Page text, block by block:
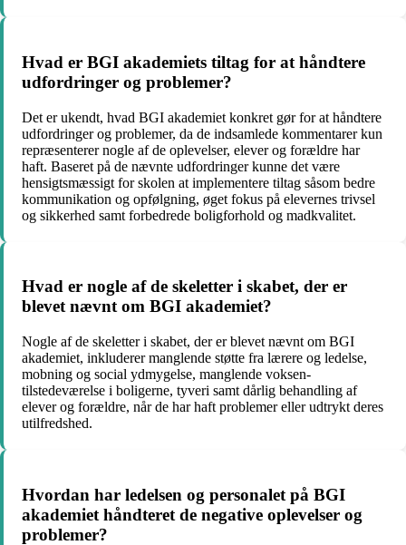
Hvad er BGI akademiets tiltag for at håndtere
udfordringer og problemer?
Det er ukendt, hvad BGI akademiet konkret gør for at håndtere
udfordringer og problemer, da de indsamlede kommentarer kun
repræsenterer nogle af de oplevelser, elever og forældre har
haft. Baseret på de nævnte udfordringer kunne det være
hensigtsmæssigt for skolen at implementere tiltag såsom bedre
kommunikation og opfølgning, øget fokus på elevernes trivsel
og sikkerhed samt forbedrede boligforhold og madkvalitet.
Hvad er nogle af de skeletter i skabet, der er
blevet nævnt om BGI akademiet?
Nogle af de skeletter i skabet, der er blevet nævnt om BGI
akademiet, inkluderer manglende støtte fra lærere og ledelse,
mobning og social ydmygelse, manglende voksen-
tilstedeværelse i boligerne, tyveri samt dårlig behandling af
elever og forældre, når de har haft problemer eller udtrykt deres
utilfredshed.
Hvordan har ledelsen og personalet på BGI
akademiet håndteret de negative oplevelser og
problemer?